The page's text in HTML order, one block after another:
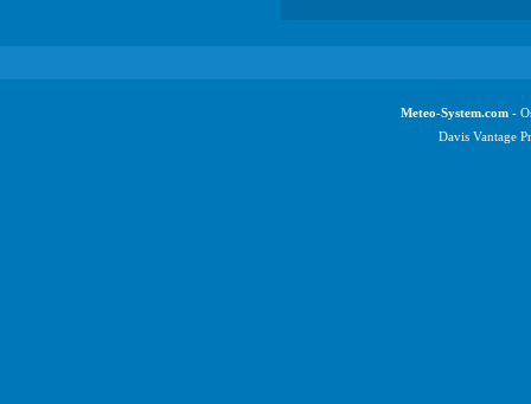
Meteo-System.com-
Davis Vantage